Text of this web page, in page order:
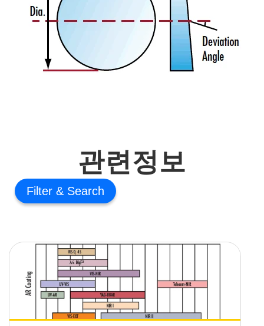
관련정보
Filter